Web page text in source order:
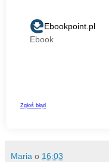
Maria o 16:03